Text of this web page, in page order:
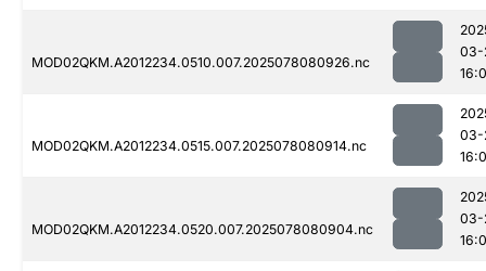
MOD02QKM.A2012234.0510.007.2025078080926.nc
03-
MOD02QKM.A2012234.0515.007.2025078080914.nc
03-
MOD02QKM.A2012234.0520.007.2025078080904.nc
03-